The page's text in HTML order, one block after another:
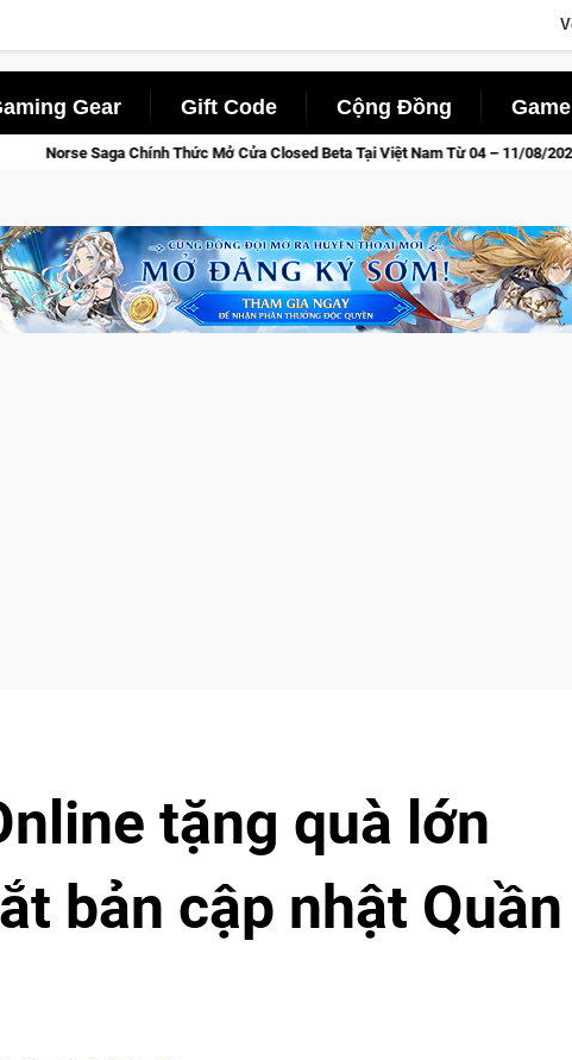
Gear Gift Code Cộng Đồng
Beta Tại Việt Nam Từ 04 – 11/08/2026 Gia Nhập Closed
tặng quà lớn
bản cập nhật Quần